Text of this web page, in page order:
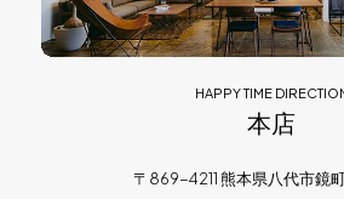
HAPPY TIME
本店
〒869-4211 熊本県八代市鏡